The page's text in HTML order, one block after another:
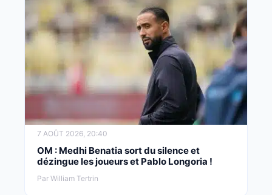
7 AOÛT 2026, 20:40
OM : Medhi Benatia sort du silence et
dézingue les joueurs et Pablo Longoria !
Par William Tertrin